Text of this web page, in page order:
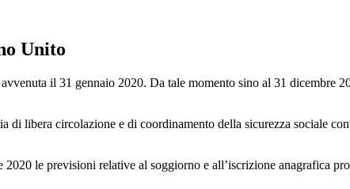
Unito
il 31 gennaio 2020. Da tale momento sino al 31 dicembre
libera circolazione e di coordinamento della sicurezza sociale
le previsioni relative al soggiorno e all’iscrizione anagrafica